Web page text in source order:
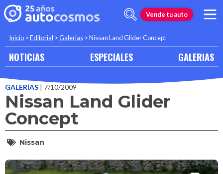
Vende tu auto
Inicio >Editorial >Galerias >Nissan Land Glider Concept
NOTICIAS ESPECIALES GALERIAS
GALERÍAS | 7/10/2009
Nissan Land Glider
Concept
Nissan